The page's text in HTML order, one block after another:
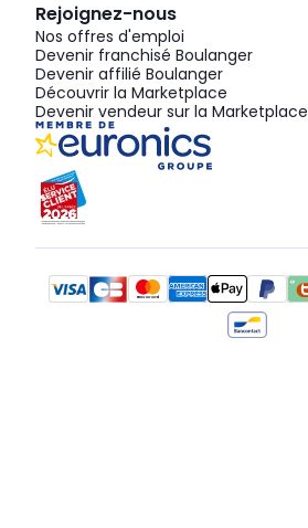
Rejoignez-nous
Nos offres d'emploi
Devenir franchisé Boulanger
Devenir affilié Boulanger
Découvrir la Marketplace
Devenir vendeur sur la Marketplace